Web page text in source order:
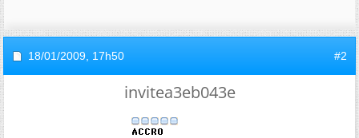
18/01/2009, 17h50 #2
invitea3eb043e